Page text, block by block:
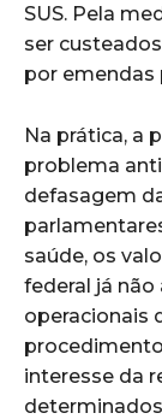
SUS. Pela
ser
por emendas
Na prática, a
problema
defasagem
saúde, os
federal já
operacionais
interesse da